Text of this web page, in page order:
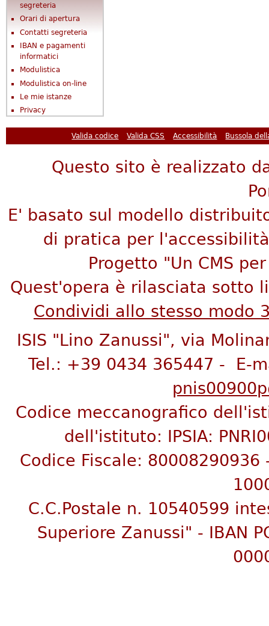
segreteria
Orari di apertura
Contatti segreteria
IBAN e pagamenti
informatici
Modulistica
Modulistica on-line
Le mie istanze
Privacy
Valida codice Valida CSS Accessibilità Bussola
Questo sito è realizzato
E' basato sul modello
di pratica per
Progetto "Un CMS
Quest'opera è rilasciata sotto
Condividi allo stesso modo
ISIS "Lino Zanussi", via
Tel.: +39 0434 365447 - E-
Codice meccanografico
dell'istituto:
IPSIA:
Codice Fiscale: 80008290936
C.C.Postale n. 10540599
Superiore Zanussi" - IBAN